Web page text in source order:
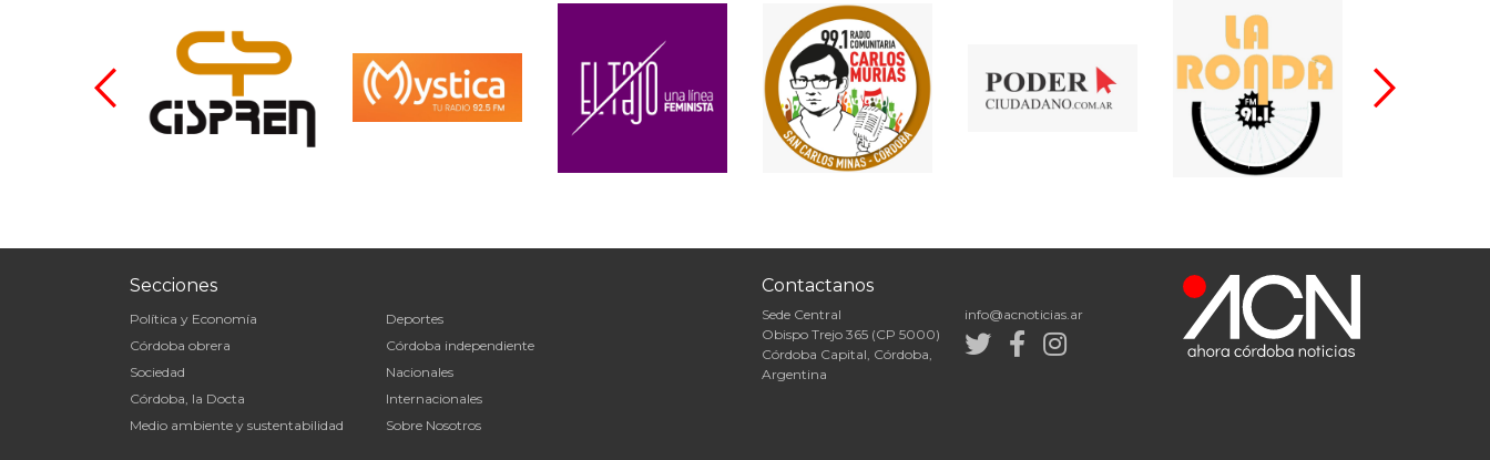
Secciones
Política y Economía
Córdoba obrera
Sociedad
Córdoba, la Docta
Medio ambiente y sustentabilidad
Deportes
Córdoba independiente
Nacionales
Internacionales
Sobre Nosotros
Contactanos
Sede Central
Obispo Trejo 365 (CP 5000)
Córdoba Capital, Córdoba,
Argentina
info@acnoticias.ar